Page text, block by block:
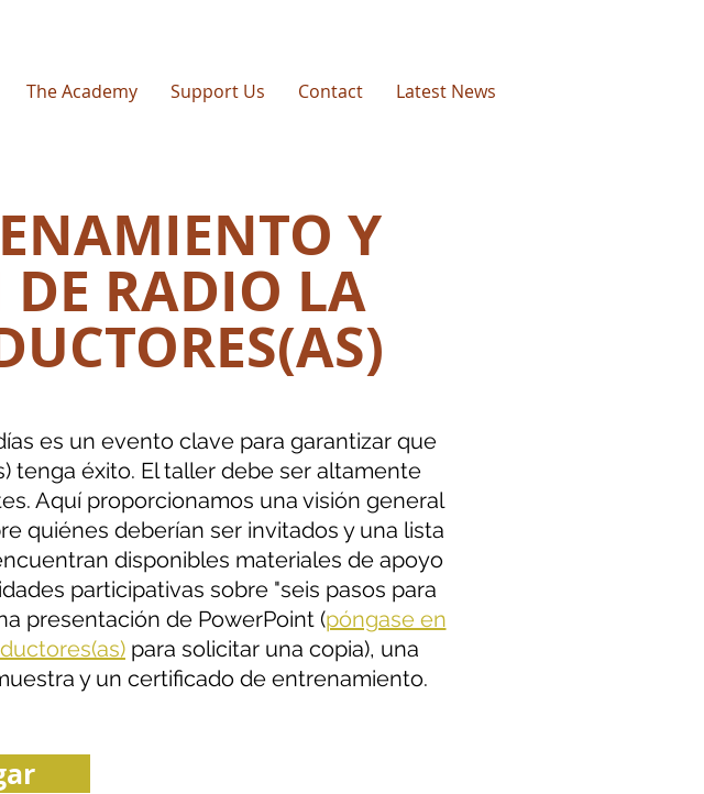
The Academy Support Us Contact Latest News
Y
RADIO LA
es un evento clave para garantizar que
tenga éxito. El taller debe ser altamente
Aquí proporcionamos una visión general
quiénes deberían ser invitados y una lista
disponibles materiales de apoyo
participativas sobre "seis pasos para
presentación de PowerPoint (póngase en
para solicitar una copia), una
y un certificado de entrenamiento.